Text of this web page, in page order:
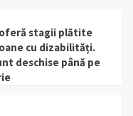
oferă stagii plătite
cu dizabilități.
deschise până pe